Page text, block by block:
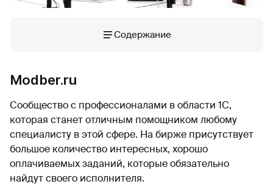
Содержание
Modber.ru
Сообщество с профессионалами в области 1С,
которая станет отличным помощником любому
специалисту в этой сфере. На бирже присутствует
большое количество интересных, хорошо
оплачиваемых заданий, которые обязательно
найдут своего исполнителя.